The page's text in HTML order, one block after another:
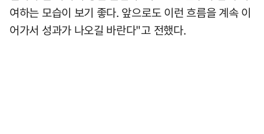
여하는 모습이 보기 좋다. 앞으로도 이런 흐름을 계속 이
어가서 성과가 나오길 바란다"고 전했다.